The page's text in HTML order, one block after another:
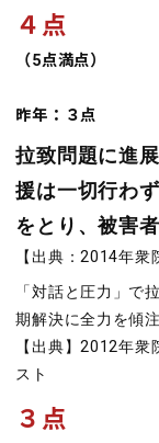
４点
（5点満点）
昨年：３点
拉致問題に進
援は一切行わ
をとり、被害
【出典：2014年衆
「対話と圧力」で
期解決に全力を傾
【出典】2012年
スト
３点